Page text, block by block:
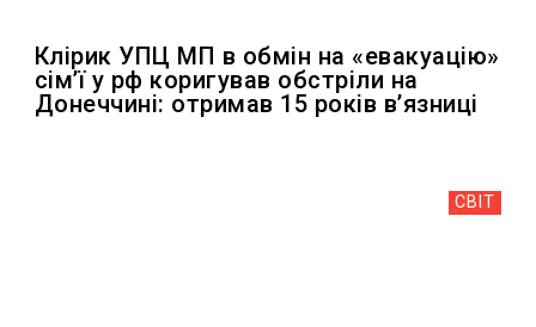
Клірик УПЦ МП в обмін на «евакуацію»
сімʼї у рф коригував обстріли на
Донеччині: отримав 15 років вʼязниці
СВІТ